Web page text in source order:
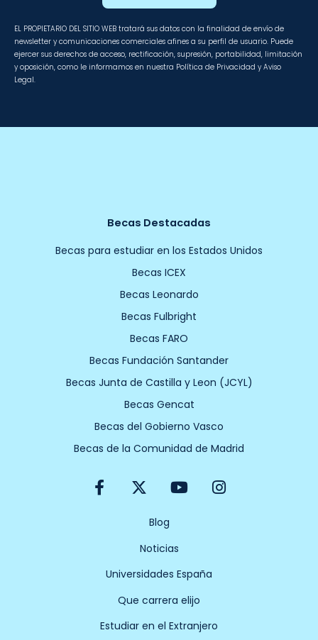
EL PROPIETARIO DEL SITIO WEB tratará sus datos con la finalidad de envío de
newsletter y comunicaciones comerciales afines a su perfil de usuario. Puede
ejercer sus derechos de acceso, rectificación, supresión, portabilidad, limitación
y oposición, como le informamos en nuestra Política de Privacidad y Aviso
Legal.
Becas Destacadas
Becas para estudiar en los Estados Unidos
Becas ICEX
Becas Leonardo
Becas Fulbright
Becas FARO
Becas Fundación Santander
Becas Junta de Castilla y Leon (JCYL)
Becas Gencat
Becas del Gobierno Vasco
Becas de la Comunidad de Madrid
F
a
o
f
X
-
w
i
t
t
r
Y
o
u
b
e
I
n
Blog
Noticias
Universidades España
Que carrera elijo
Estudiar en el Extranjero